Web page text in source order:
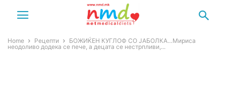
Home Рецепти
БОЖИЌЕН КУГЛОФ СО ЈАБОЛКА…Мириса
неодоливо додека се пече, а децата се нестрпливи,...